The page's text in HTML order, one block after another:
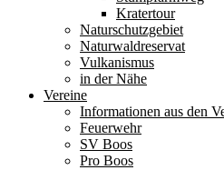
Kratertour
Naturschutzgebiet
Naturwaldreservat
Vulkanismus
in der Nähe
Vereine
Informationen aus den
Feuerwehr
SV Boos
Pro Boos